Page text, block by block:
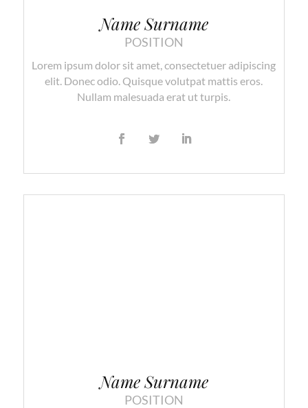
Name Surname
POSITION
Lorem ipsum dolor sit amet, consectetuer adipiscing
elit. Donec odio. Quisque volutpat mattis eros.
Nullam malesuada erat ut turpis.
Name Surname
POSITION